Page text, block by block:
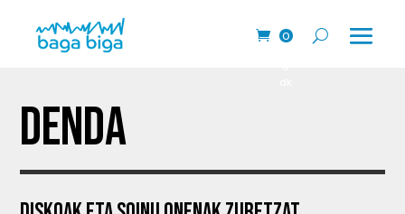
0
DENDA